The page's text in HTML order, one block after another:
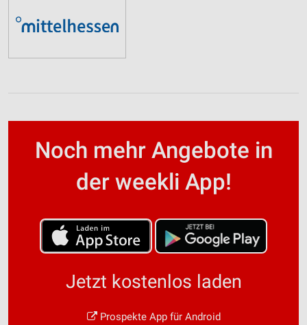
Noch mehr Angebote in
der weekli App!
Jetzt kostenlos laden
Prospekte App für Android